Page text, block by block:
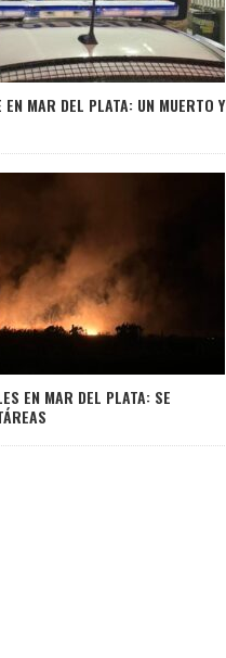
MAR DEL PLATA: UN MUERTO Y
EN MAR DEL PLATA: SE